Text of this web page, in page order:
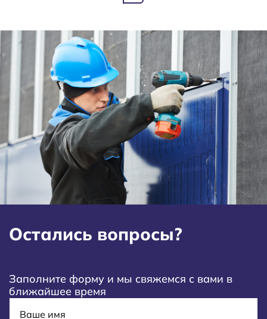
Остались вопросы?
Заполните форму и мы свяжемся с вами в
ближайшее время